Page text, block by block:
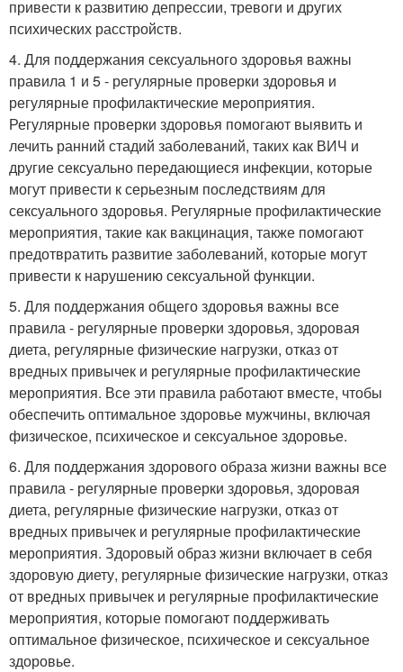
привести к развитию депрессии, тревоги и других
психических расстройств.
4. Для поддержания сексуального здоровья важны
правила 1 и 5 - регулярные проверки здоровья и
регулярные профилактические мероприятия.
Регулярные проверки здоровья помогают выявить и
лечить ранний стадий заболеваний, таких как ВИЧ и
другие сексуально передающиеся инфекции, которые
могут привести к серьезным последствиям для
сексуального здоровья. Регулярные профилактические
мероприятия, такие как вакцинация, также помогают
предотвратить развитие заболеваний, которые могут
привести к нарушению сексуальной функции.
5. Для поддержания общего здоровья важны все
правила - регулярные проверки здоровья, здоровая
диета, регулярные физические нагрузки, отказ от
вредных привычек и регулярные профилактические
мероприятия. Все эти правила работают вместе, чтобы
обеспечить оптимальное здоровье мужчины, включая
физическое, психическое и сексуальное здоровье.
6. Для поддержания здорового образа жизни важны все
правила - регулярные проверки здоровья, здоровая
диета, регулярные физические нагрузки, отказ от
вредных привычек и регулярные профилактические
мероприятия. Здоровый образ жизни включает в себя
здоровую диету, регулярные физические нагрузки, отказ
от вредных привычек и регулярные профилактические
мероприятия, которые помогают поддерживать
оптимальное физическое, психическое и сексуальное
здоровье.